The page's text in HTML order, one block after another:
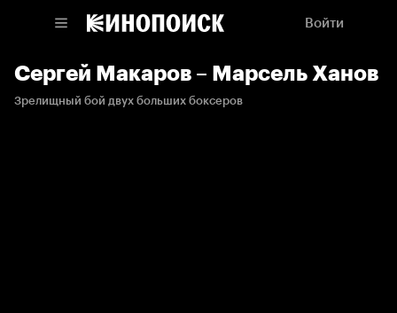
Войти
Сергей Макаров – Марсель Ханов
Зрелищный бой двух больших боксеров